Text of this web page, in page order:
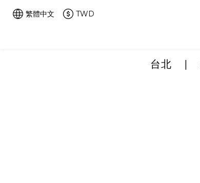
繁體中文 TWD
台北 |